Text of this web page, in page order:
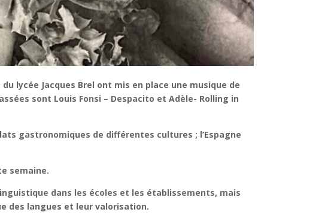
lycée Jacques Brel ont mis en place une musique de
sont Louis Fonsi – Despacito et Adèle- Rolling in
gastronomiques de différentes cultures ; l’Espagne
semaine.
dans les écoles et les établissements, mais
des langues et leur valorisation.